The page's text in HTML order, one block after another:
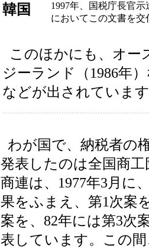
韓国
1997年、国税庁長官
においてこの文書を
このほかにも、オー
ジーランド（1986年
などが出されていま
わが国で、納税者の
発表したのは全国商
商連は、1977年3月に
果をふまえ、第1次案
案を、82年には第3次
表しています。この